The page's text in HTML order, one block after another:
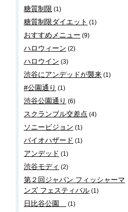
糖質制限 (1)
糖質制限ダイエット (1)
おすすめメニュー (9)
ハロウィーン (2)
ハロウイン (3)
渋谷にアンデッドが襲来 (1)
#公園通り (1)
渋谷公園通り (6)
スクランブル交差点 (4)
ソニービジョン (1)
バイオハザード (1)
アンデッド (1)
渋谷モディ (2)
第２回ジャパン フィッシャーマ
ンズ フェスティバル (1)
日比谷公園 (1)